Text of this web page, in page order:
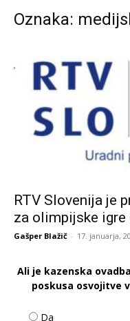
Oznaka:
RTV Slovenija je
za olimpijske igre
Gašper Blažič - 17. januarja,
Ali je kazenska
poskusa osvojitve
Da